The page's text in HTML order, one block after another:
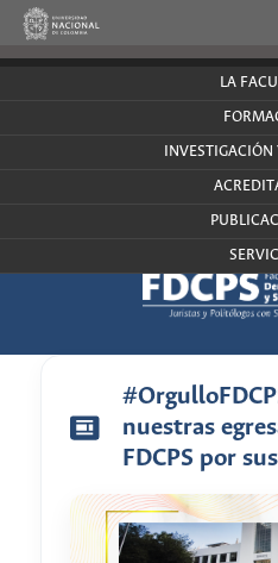
LA
INVESTIGACIÓN
nuestras
FDCPS por